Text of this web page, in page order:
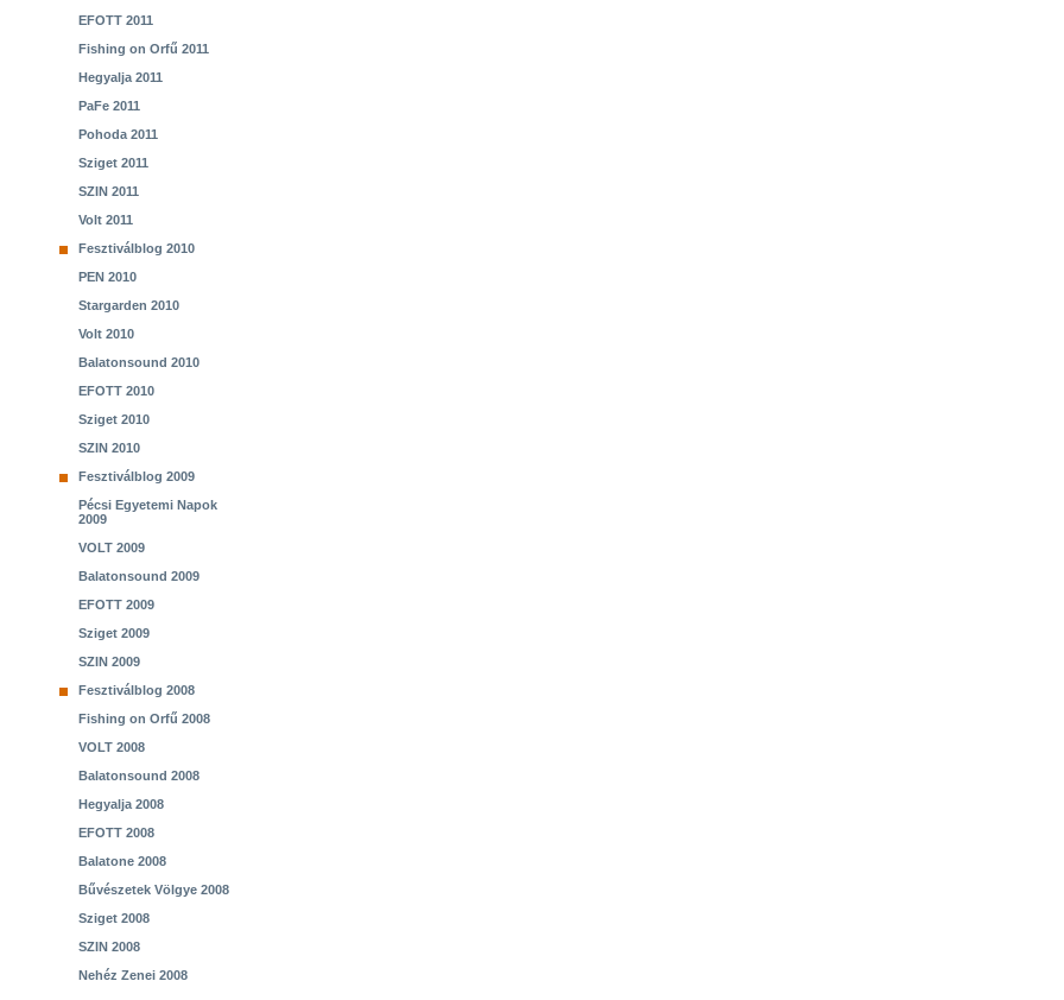
EFOTT 2011
Fishing on Orfű 2011
Hegyalja 2011
PaFe 2011
Pohoda 2011
Sziget 2011
SZIN 2011
Volt 2011
Fesztiválblog 2010
PEN 2010
Stargarden 2010
Volt 2010
Balatonsound 2010
EFOTT 2010
Sziget 2010
SZIN 2010
Fesztiválblog 2009
Pécsi Egyetemi Napok
2009
VOLT 2009
Balatonsound 2009
EFOTT 2009
Sziget 2009
SZIN 2009
Fesztiválblog 2008
Fishing on Orfű 2008
VOLT 2008
Balatonsound 2008
Hegyalja 2008
EFOTT 2008
Balatone 2008
Bűvészetek Völgye 2008
Sziget 2008
SZIN 2008
Nehéz Zenei 2008